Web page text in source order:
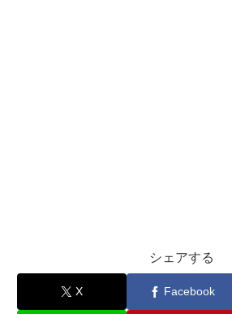
シェアする
X Facebook